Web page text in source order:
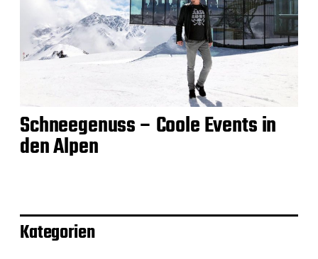
Schneegenuss – Coole Events in
den Alpen
Kategorien